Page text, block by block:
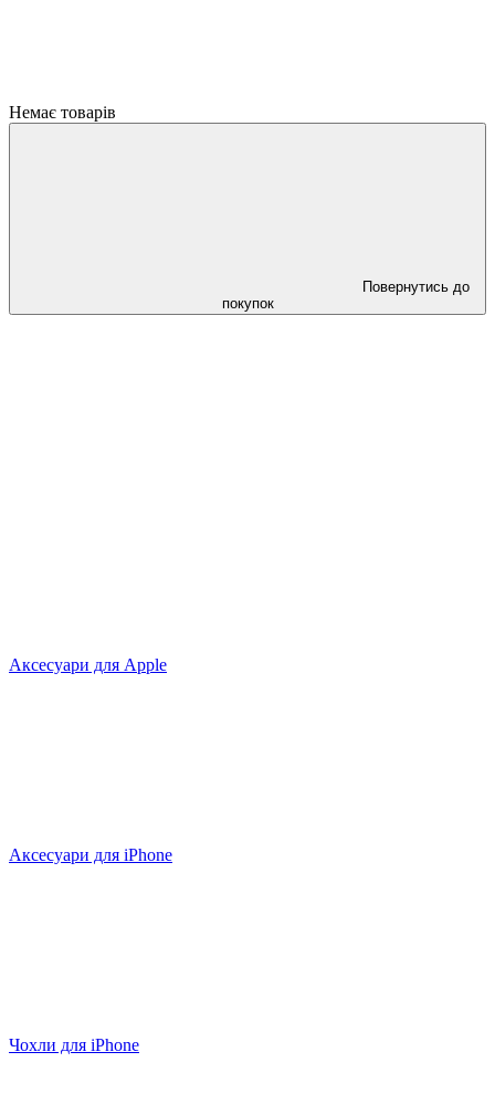
Немає товарів
Повернутись до
покупок
Аксесуари для Apple
Аксесуари для iPhone
Чохли для iPhone